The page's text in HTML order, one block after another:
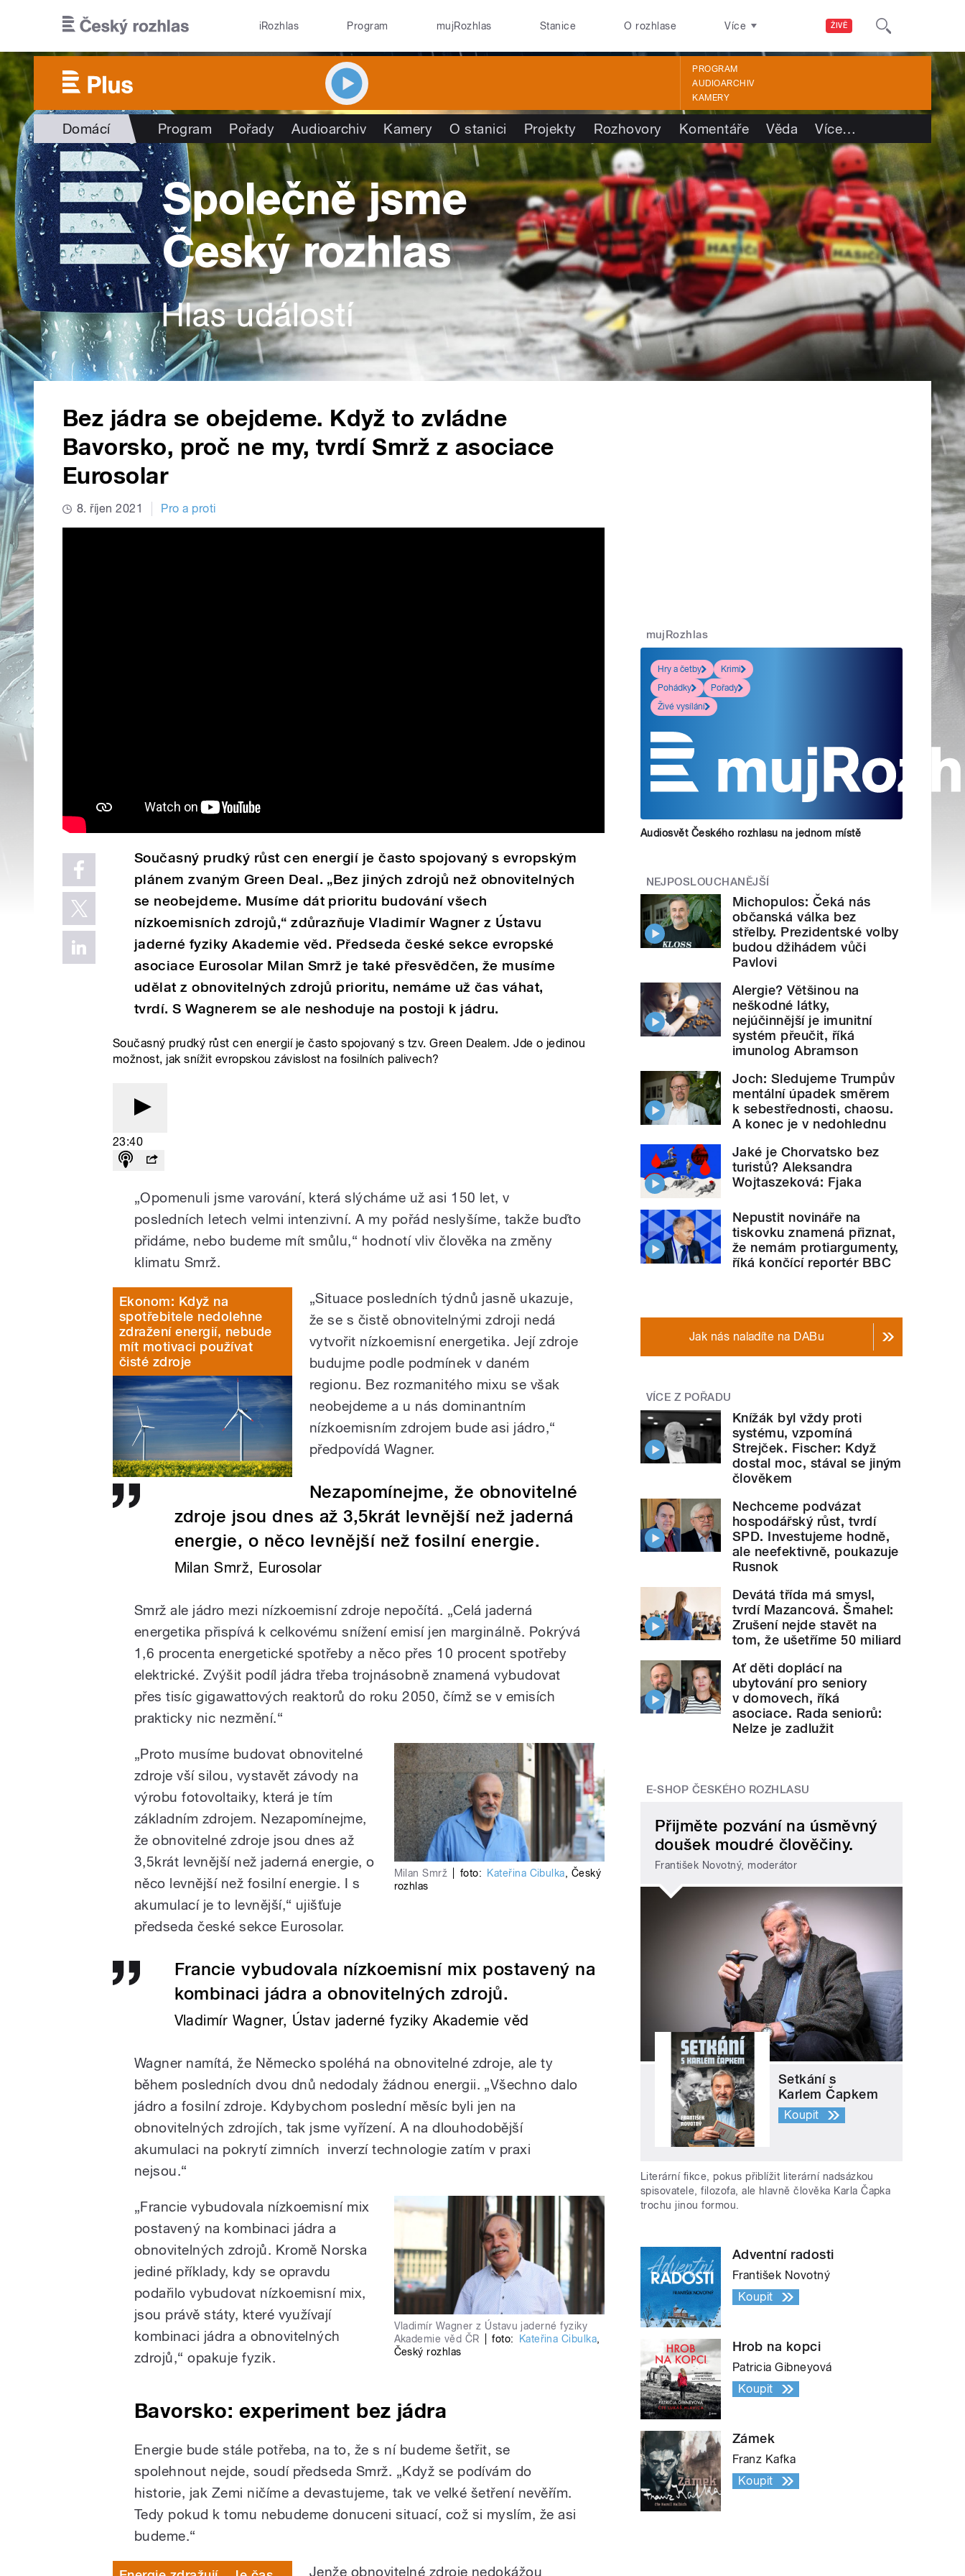
ŽIVĚ
iRozhlas Program mujRozhlas Stanice O rozhlase Více
PROGRAM
AUDIOARCHIV
KAMERY
Domácí Program Pořady Audioarchiv Kamery O stanici Projekty Rozhovory Komentáře Věda Více…
Bez jádra se obejdeme. Když to zvládne
Bavorsko, proč ne my, tvrdí Smrž z asociace
Eurosolar
8. říjen 2021 Pro a proti
Současný prudký růst cen energií je často spojovaný s evropským
plánem zvaným Green Deal. „Bez jiných zdrojů než obnovitelných
se neobejdeme. Musíme dát prioritu budování všech
nízkoemisních zdrojů,“ zdůrazňuje Vladimír Wagner z Ústavu
jaderné fyziky Akademie věd. Předseda české sekce evropské
asociace Eurosolar Milan Smrž je také přesvědčen, že musíme
udělat z obnovitelných zdrojů prioritu, nemáme už čas váhat,
tvrdí. S Wagnerem se ale neshoduje na postoji k jádru.
Současný prudký růst cen energií je často spojovaný s tzv. Green Dealem. Jde o jedinou
možnost, jak snížit evropskou závislost na fosilních palivech?
23:40
„Opomenuli jsme varování, která slýcháme už asi 150 let, v
posledních letech velmi intenzivní. A my pořád neslyšíme, takže buďto
přidáme, nebo budeme mít smůlu,“ hodnotí vliv člověka na změny
klimatu Smrž.
Ekonom: Když na
spotřebitele nedolehne
zdražení energií, nebude
mít motivaci používat
čisté zdroje
„Situace posledních týdnů jasně ukazuje,
že se s čistě obnovitelnými zdroji nedá
vytvořit nízkoemisní energetika. Její zdroje
budujme podle podmínek v daném
regionu. Bez rozmanitého mixu se však
neobejdeme a u nás dominantním
nízkoemisním zdrojem bude asi jádro,“
předpovídá Wagner.
Nezapomínejme, že obnovitelné
zdroje jsou dnes až 3,5krát levnější než jaderná
energie, o něco levnější než fosilní energie.
Milan Smrž, Eurosolar
Smrž ale jádro mezi nízkoemisní zdroje nepočítá. „Celá jaderná
energetika přispívá k celkovému snížení emisí jen marginálně. Pokrývá
1,6 procenta energetické spotřeby a něco přes 10 procent spotřeby
elektrické. Zvýšit podíl jádra třeba trojnásobně znamená vybudovat
přes tisíc gigawattových reaktorů do roku 2050, čímž se v emisích
prakticky nic nezmění.“
Milan Smrž foto: Kateřina Cibulka, Český
rozhlas
„Proto musíme budovat obnovitelné
zdroje vší silou, vystavět závody na
výrobu fotovoltaiky, která je tím
základním zdrojem. Nezapomínejme,
že obnovitelné zdroje jsou dnes až
3,5krát levnější než jaderná energie, o
něco levnější než fosilní energie. I s
akumulací je to levnější,“ ujišťuje
předseda české sekce Eurosolar.
Francie vybudovala nízkoemisní mix postavený na
kombinaci jádra a obnovitelných zdrojů.
Vladimír Wagner, Ústav jaderné fyziky Akademie věd
Wagner namítá, že Německo spoléhá na obnovitelné zdroje, ale ty
během posledních dvou dnů nedodaly žádnou energii. „Všechno dalo
jádro a fosilní zdroje. Kdybychom poslední měsíc byli jen na
obnovitelných zdrojích, tak jsme vyřízení. A na dlouhodobější
akumulaci na pokrytí zimních inverzí technologie zatím v praxi
nejsou.“
Vladimír Wagner z Ústavu jaderné fyziky
Akademie věd ČR
foto: Kateřina Cibulka,
Český rozhlas
„Francie vybudovala nízkoemisní mix
postavený na kombinaci jádra a
obnovitelných zdrojů. Kromě Norska
jediné příklady, kdy se opravdu
podařilo vybudovat nízkoemisní mix,
jsou právě státy, které využívají
kombinaci jádra a obnovitelných
zdrojů,“ opakuje fyzik.
Bavorsko: experiment bez jádra
Energie bude stále potřeba, na to, že s ní budeme šetřit, se
spolehnout nejde, soudí předseda Smrž. „Když se podívám do
historie, jak Zemi ničíme a devastujeme, tak ve velké šetření nevěřím.
Tedy pokud k tomu nebudeme donuceni situací, což si myslím, že asi
budeme.“
Jenže obnovitelné zdroje nedokážou
mujRozhlas
Hry a četby
Krimi
Pohádky
Pořady
Živé vysílání
Audiosvět Českého rozhlasu na jednom místě
NEJPOSLOUCHANĚJŠÍ
Michopulos: Čeká nás
občanská válka bez
střelby. Prezidentské volby
budou džihádem vůči
Pavlovi
Alergie? Většinou na
neškodné látky,
nejúčinnější je imunitní
systém přeučit, říká
imunolog Abramson
Joch: Sledujeme Trumpův
mentální úpadek směrem
k sebestřednosti, chaosu.
A konec je v nedohlednu
Jaké je Chorvatsko bez
turistů? Aleksandra
Wojtaszeková: Fjaka
Nepustit novináře na
tiskovku znamená přiznat,
že nemám protiargumenty,
říká končící reportér BBC
Jak nás naladíte na DABu
VÍCE Z POŘADU
Knížák byl vždy proti
systému, vzpomíná
Strejček. Fischer: Když
dostal moc, stával se jiným
člověkem
Nechceme podvázat
hospodářský růst, tvrdí
SPD. Investujeme hodně,
ale neefektivně, poukazuje
Rusnok
Devátá třída má smysl,
tvrdí Mazancová. Šmahel:
Zrušení nejde stavět na
tom, že ušetříme 50 miliard
Ať děti doplácí na
ubytování pro seniory
v domovech, říká
asociace. Rada seniorů:
Nelze je zadlužit
E-SHOP ČESKÉHO ROZHLASU
Přijměte pozvání na úsměvný
doušek moudré člověčiny.
František Novotný, moderátor
Setkání s
Karlem Čapkem
Koupit
Literární fikce, pokus přiblížit literární nadsázkou
spisovatele, filozofa, ale hlavně člověka Karla Čapka
trochu jinou formou.
Adventní radosti
František Novotný
Koupit
Hrob na kopci
Patricia Gibneyová
Koupit
Zámek
Franz Kafka
Koupit